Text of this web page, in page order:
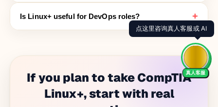
Is Linux+ useful for DevOps roles? +
If you plan to take CompTIA
Linux+, start with real
真人客服